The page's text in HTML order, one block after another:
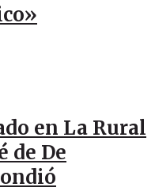
en La Rural
de De